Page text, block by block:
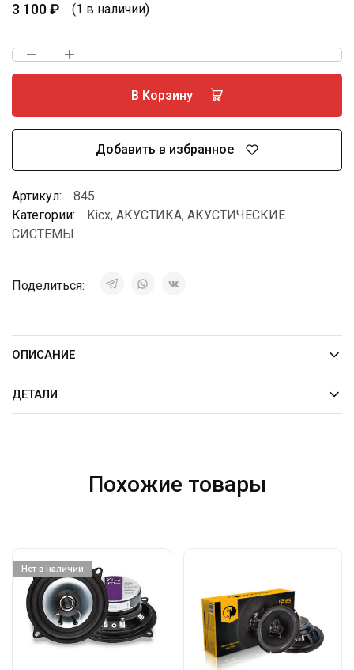
3 100₽ (1 в наличии)
В Корзину
Добавить в избранное
Артикул:
845
Категории:
Kicx, АКУСТИКА, АКУСТИЧЕСКИЕ
СИСТЕМЫ
Поделиться:
ОПИСАНИЕ
ДЕТАЛИ
Похожие товары
Нет в наличии